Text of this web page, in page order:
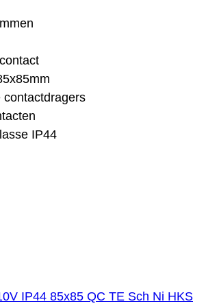
contactdragers
IP44
IP44 85x85 QC TE Sch Ni HKS